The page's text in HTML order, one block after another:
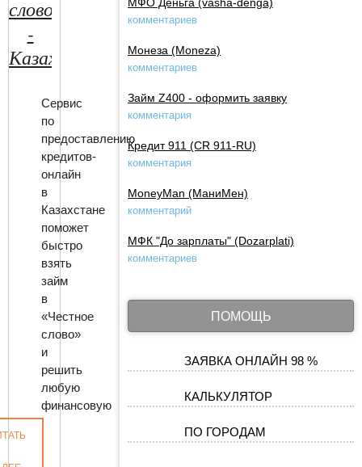
слово
-
Казахстан
Сервис
по
предоставлению
кредитов-
онлайн
в
Казахстане
поможет
быстро
взять
займ
в
«Честное
слово»
и
решить
любую
финансовую
комментариев
Монеза (Moneza)
комментариев
Займ Z400 - оформить заявку
комментария
Кредит 911 (CR 911-RU)
комментария
MoneyMan (МаниМен)
комментарий
МФК "До зарплаты" (Dozarplati)
комментариев
ПОМОЩЬ
ЗАЯВКА ОНЛАЙН 98 %
КАЛЬКУЛЯТОР
ПО ГОРОДАМ